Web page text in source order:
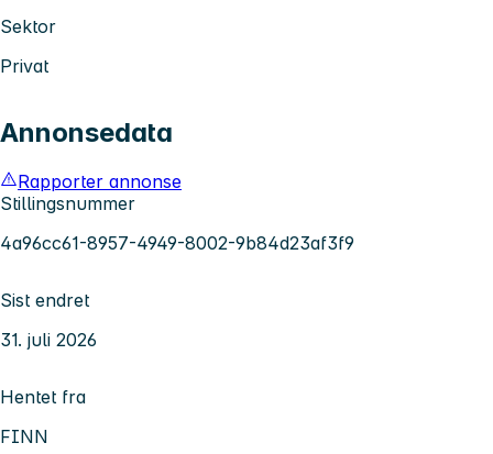
Sektor
Privat
Annonsedata
Rapporter annonse
Stillingsnummer
4a96cc61-8957-4949-8002-9b84d23af3f9
Sist endret
31. juli 2026
Hentet fra
FINN